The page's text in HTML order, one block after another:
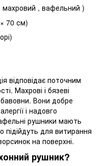
махровий , вафельний )
70 см)
відповідає поточним
Махрові і бязеві
Вони добре
і надовго
рушники мають
підійдуть для витирання
на поверхні.
рушник?